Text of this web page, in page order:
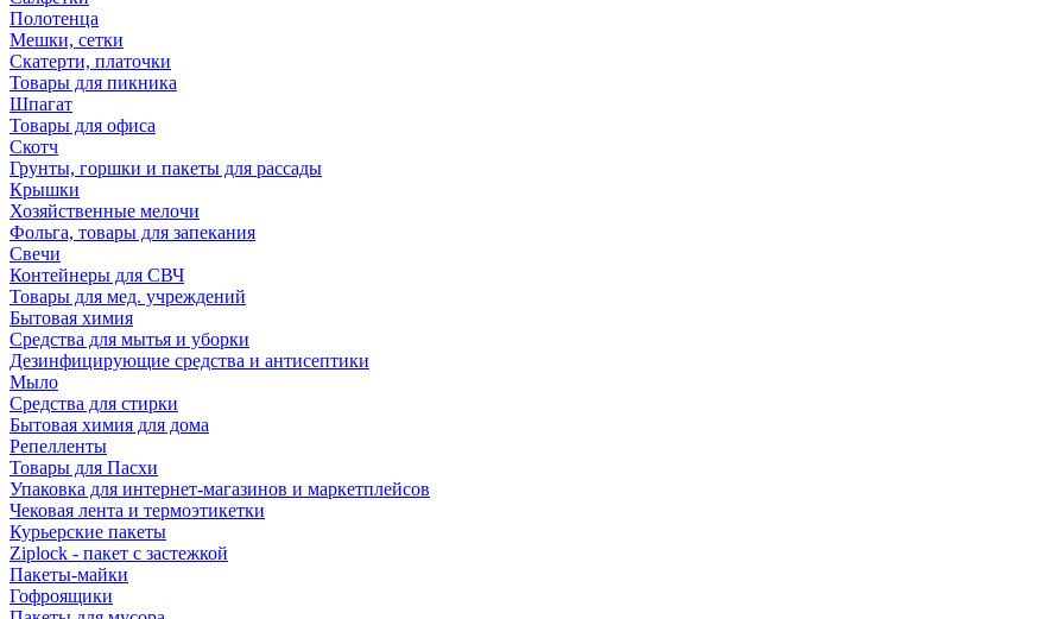
Полотенца
Мешки, сетки
Скатерти, платочки
Товары для пикника
Шпагат
Товары для офиса
Скотч
Грунты, горшки и пакеты для рассады
Крышки
Хозяйственные мелочи
Фольга, товары для запекания
Свечи
Контейнеры для СВЧ
Товары для мед. учреждений
Бытовая химия
Средства для мытья и уборки
Дезинфицирующие средства и антисептики
Мыло
Средства для стирки
Бытовая химия для дома
Репелленты
Товары для Пасхи
Упаковка для интернет-магазинов и маркетплейсов
Чековая лента и термоэтикетки
Курьерские пакеты
Ziplock - пакет с застежкой
Пакеты-майки
Гофроящики